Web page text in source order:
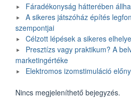
Fáradékonyság hátterében
A sikeres játszóház építés
szempontjai
Célzott lépések a sikeres
Presztízs vagy praktikum? A
marketingértéke
Elektromos izomstimuláció
Nincs megjeleníthető bejegyzés.